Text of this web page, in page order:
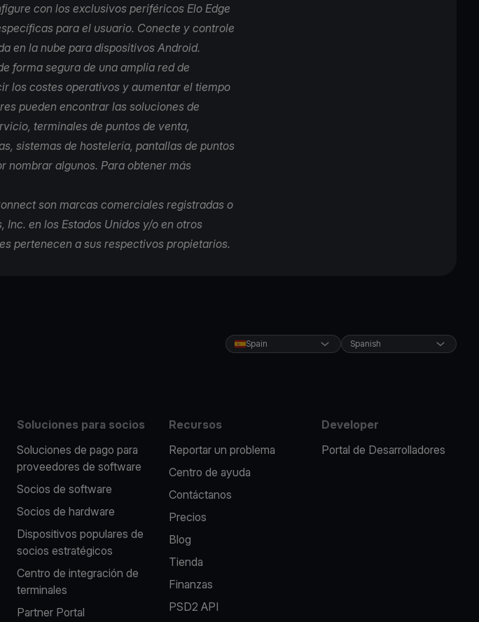
con los exclusivos periféricos Elo Edge
para el usuario. Conecte y controle
en la nube para dispositivos Android.
forma segura de una amplia red de
los costes operativos y aumentar el tiempo
pueden encontrar las soluciones de
terminales de puntos de venta,
sistemas de hostelería, pantallas de puntos
nombrar algunos. Para obtener más
son marcas comerciales registradas o
en los Estados Unidos y/o en otros
pertenecen a sus respectivos propietarios.
Spain Spanish
Soluciones para socios
Soluciones de pago para
proveedores de software
Socios de software
Socios de hardware
Dispositivos populares de
socios estratégicos
Centro de integración de
terminales
Partner Portal
Recursos
Reportar un problema
Centro de ayuda
Contáctanos
Precios
Blog
Tienda
Finanzas
PSD2 API
Developer
Portal de Desarrolladores